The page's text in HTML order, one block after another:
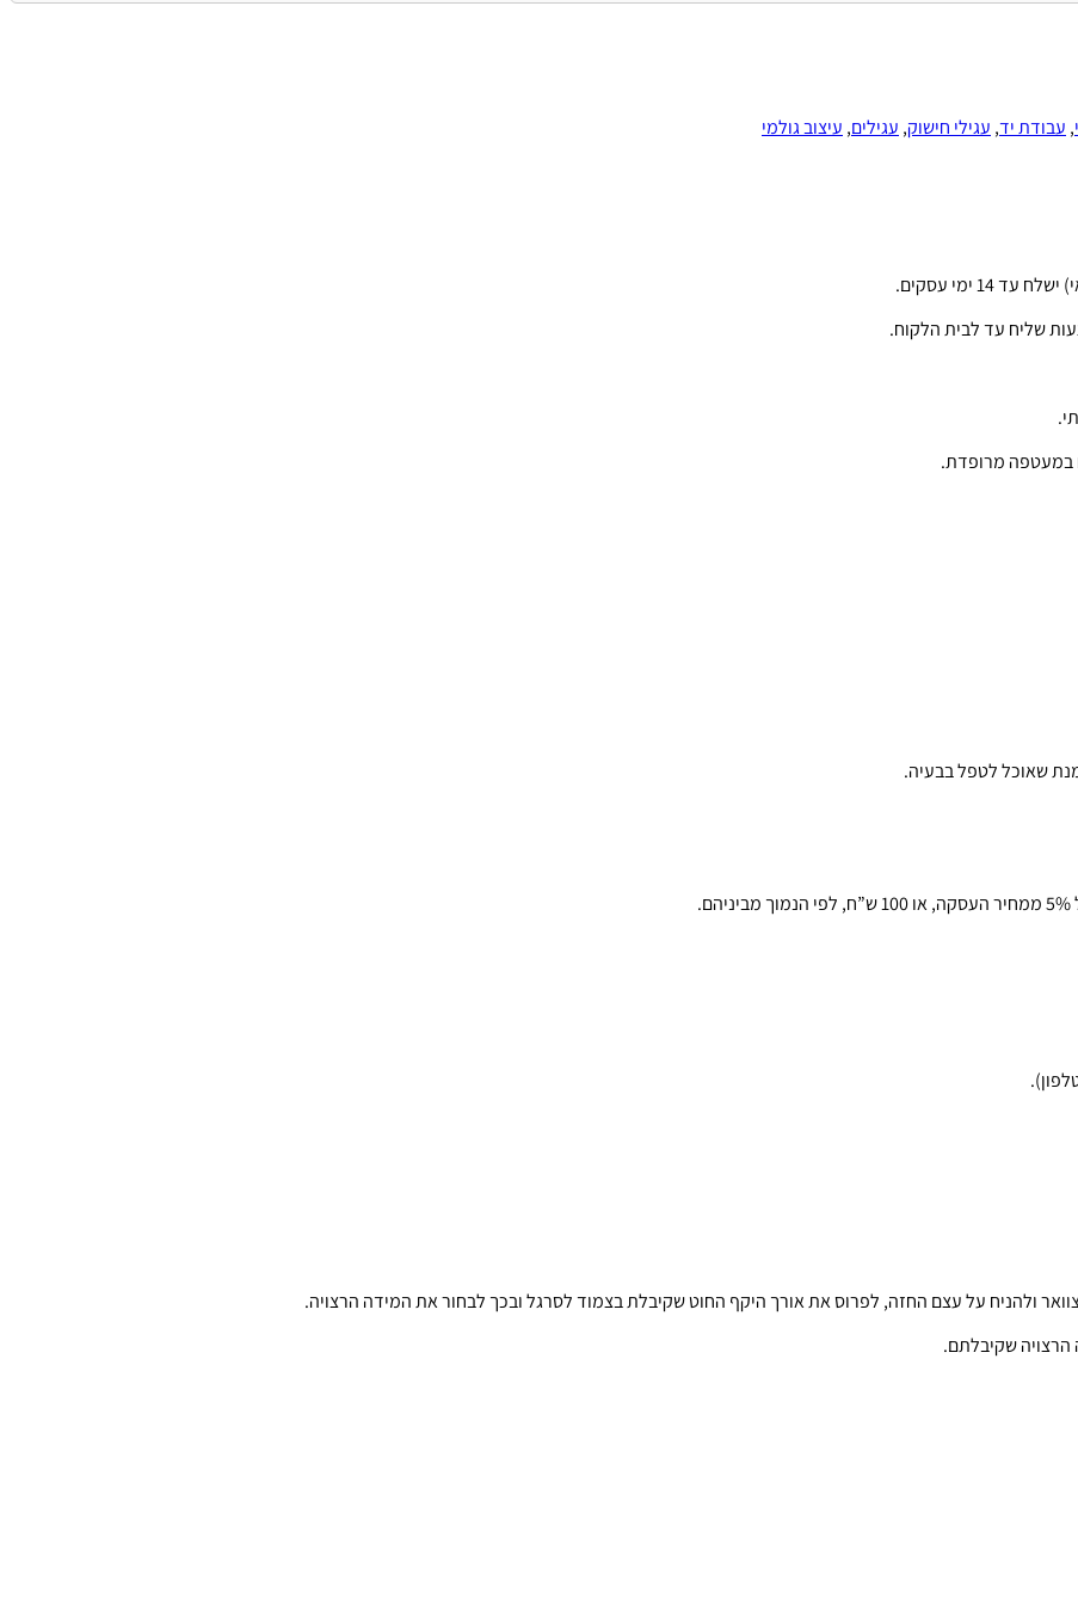
, עבודת יד, עגילי חישוק, עגילים, עיצוב גולמי
ימי עסקים.
שליח עד לבית הלקוח.
במעטפה מרופדת.
שאוכל לטפל בבעיה.
ולהניח על עצם החזה, לפרוס את אורך היקף החוט שקיבלת בצמוד לסרגל ובכך לבחור את המידה הרצויה.
שקיבלתם.